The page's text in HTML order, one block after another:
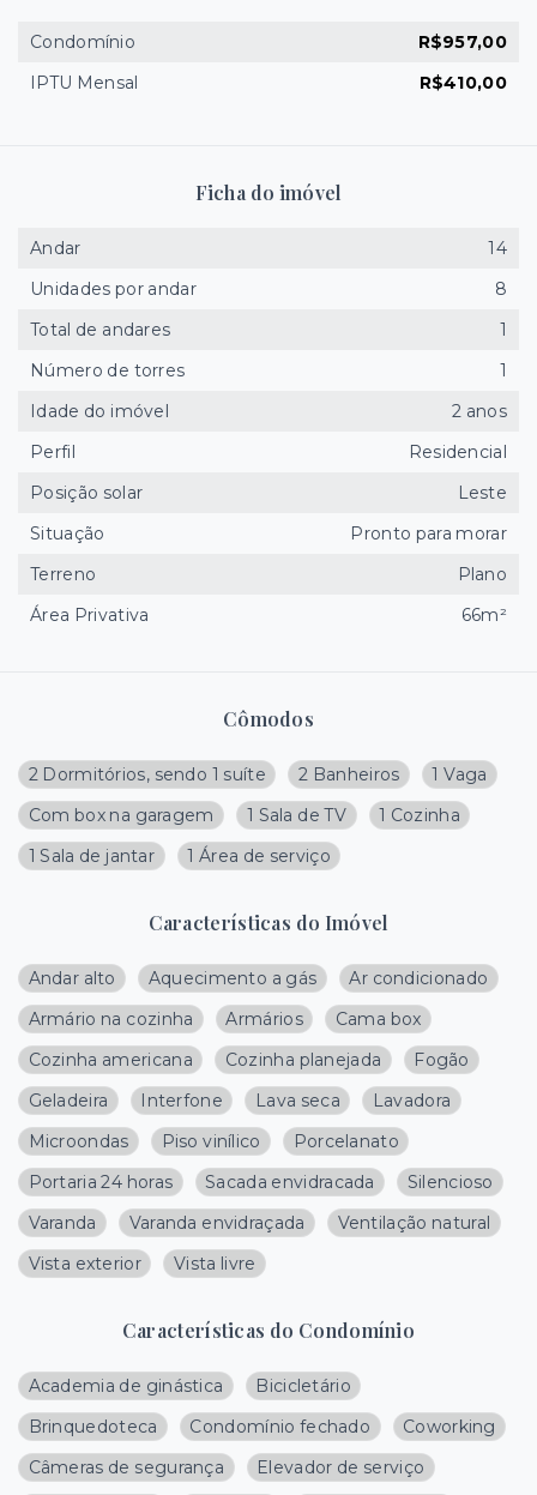
Cômodos
2 Dormitórios, sendo 1 suíte 2 Banheiros
1 Vaga
Com box na garagem
1 Sala de TV
1 Cozinha
1 Sala de jantar
1 Área de serviço
Características do Imóvel
Andar alto Aquecimento a gás
Ar condicionado
Armário na cozinha
Armários
Cama box
Cozinha americana
Cozinha planejada
Fogão
Geladeira
Interfone Lava seca
Lavadora
Microondas
Piso vinílico
Porcelanato
Portaria 24 horas
Sacada envidracada
Silencioso
Varanda
Varanda envidraçada
Ventilação natural
Vista exterior
Vista livre
Características do Condomínio
Academia de ginástica
Bicicletário
Brinquedoteca
Condomínio fechado
Coworking
Câmeras de segurança
Elevador de serviço
Condomínio
R$957,00
IPTU Mensal
R$410,00
Ficha do imóvel
Andar
14
Unidades por andar
8
Total de andares
1
Número de torres
1
Idade do imóvel
2 anos
Perfil
Residencial
Posição solar
Leste
Situação
Pronto para morar
Terreno
Plano
Área Privativa
66m²